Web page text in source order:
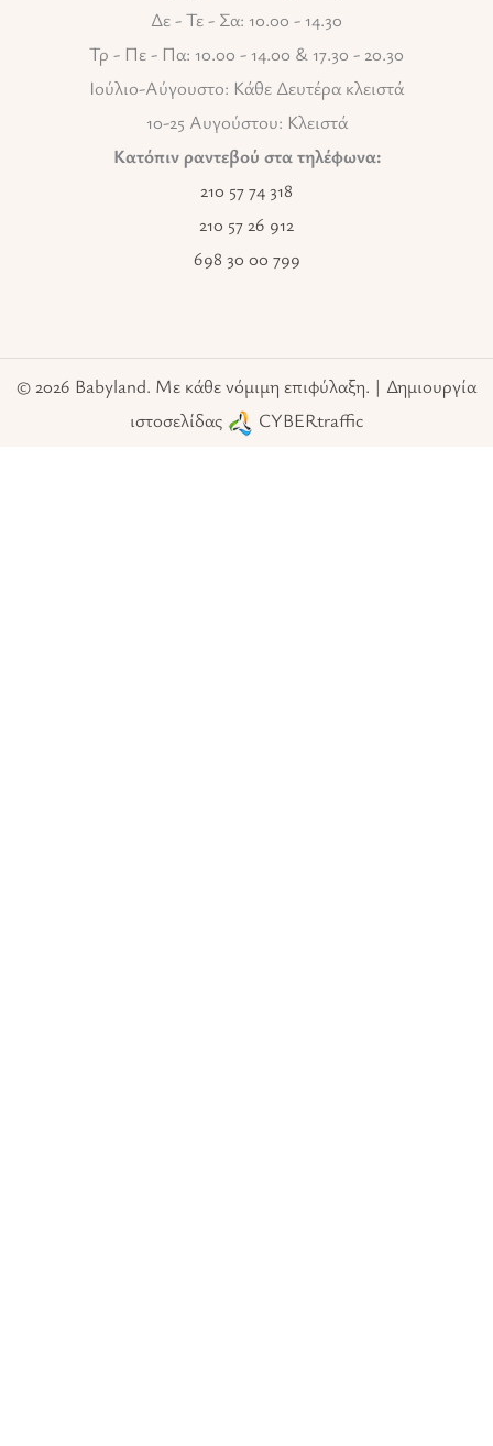
Δε - Τε - Σα: 10.00 - 14.30
Τρ - Πε - Πα: 10.00 - 14.00 & 17.30 - 20.30
Ιούλιο-Αύγουστο: Κάθε Δευτέρα κλειστά
10-25 Αυγούστου: Κλειστά
Κατόπιν ραντεβού στα τηλέφωνα:
210 57 74 318
210 57 26 912
698 30 00 799
© 2026 Babyland. Με κάθε νόμιμη επιφύλαξη. | Δημιουργία
ιστοσελίδας
CYBERtraffic